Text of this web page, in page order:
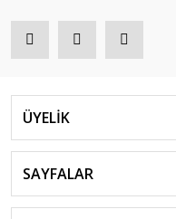
ÜYELİK
SAYFALAR